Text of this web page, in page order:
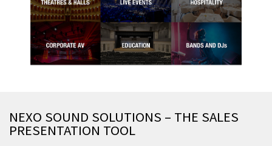
NEXO SOUND SOLUTIONS – THE SALES
PRESENTATION TOOL